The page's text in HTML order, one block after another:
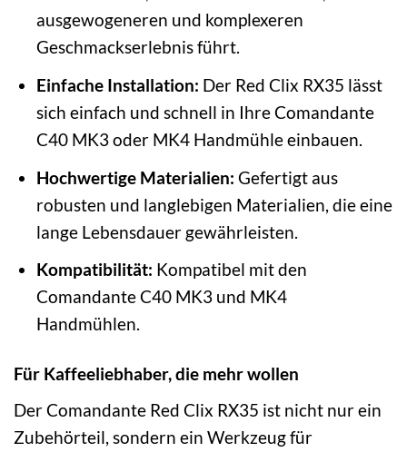
ausgewogeneren und komplexeren
Geschmackserlebnis führt.
Einfache Installation: Der Red Clix RX35 lässt
sich einfach und schnell in Ihre Comandante
C40 MK3 oder MK4 Handmühle einbauen.
Hochwertige Materialien: Gefertigt aus
robusten und langlebigen Materialien, die eine
lange Lebensdauer gewährleisten.
Kompatibilität: Kompatibel mit den
Comandante C40 MK3 und MK4
Handmühlen.
Für Kaffeeliebhaber, die mehr wollen
Der Comandante Red Clix RX35 ist nicht nur ein
Zubehörteil, sondern ein Werkzeug für